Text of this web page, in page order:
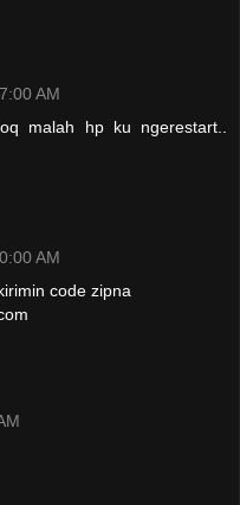
AM
malah hp ku ngerestart..
AM
code zipna